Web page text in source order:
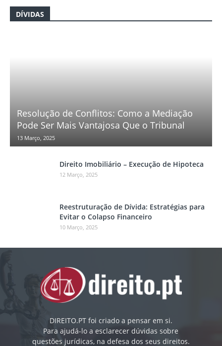
DÍVIDAS
Resolução de Conflitos: Como a Mediação
Pode Ser Mais Vantajosa Que o Tribunal
13 Março, 2025
Direito Imobiliário – Execução de Hipoteca
12 Março, 2025
Reestruturação de Dívida: Estratégias para
Evitar o Colapso Financeiro
10 Março, 2025
DIREITO.PT foi criado a pensar em si.
Para ajudá-lo a esclarecer dúvidas sobre
questões jurídicas, na defesa dos seus direitos.